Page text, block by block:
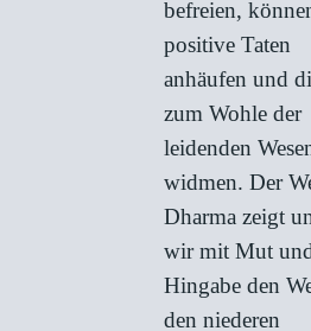
befreien,
positive Taten
anhäufen und
zum Wohle der
leidenden
widmen. Der
Dharma zeigt
wir mit Mut
Hingabe den
den niederen